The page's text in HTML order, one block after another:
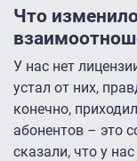
Что
У нас нет
устал от них,
конечно,
абонентов – это
сказали, что у